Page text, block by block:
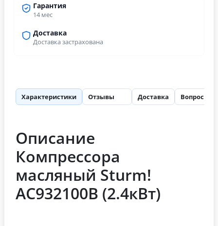
Гарантия
14 мес
Доставка
Доставка застрахована
Характеристики Отзывы Доставка Вопросы
Описание
Компрессора
масляный Sturm!
AC932100B (2.4кВт)